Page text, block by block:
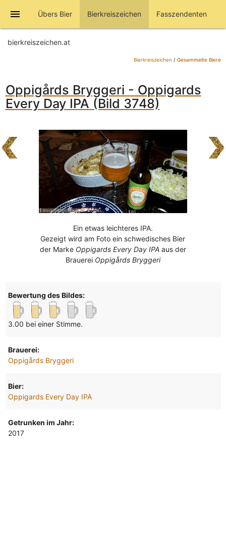
menu Übers Bier Bierkreiszeichen Fasszendenten
bierkreiszeichen.at
Bierkreiszeichen / Gesammelte Biere
Oppigårds Bryggeri - Oppigards
Every Day IPA (Bild 3748)
Ein etwas leichteres IPA.
Gezeigt wird am Foto ein schwedisches Bier
der Marke Oppigards Every Day IPAaus der
Brauerei Oppigårds Bryggeri
Bewertung des Bildes:
3.00 bei einer Stimme.
Brauerei:
Oppigårds Bryggeri
Bier:
Oppigards Every Day IPA
Getrunken im Jahr:
2017